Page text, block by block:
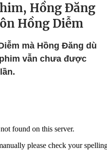
Hồng Đăng
Hồng Diễm
mà Hồng Đăng dù
vẫn chưa được